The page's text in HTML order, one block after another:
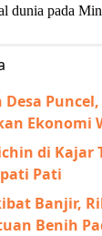
dunia pada
Desa
Ekonomi
di Kajar
Pati
Banjir,
Benih